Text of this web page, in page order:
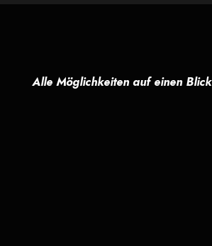
Alle Möglichkeiten auf einen Blick